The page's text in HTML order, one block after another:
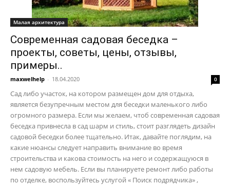
Малая архитектура
Современная садовая беседка –
проекты, советы, цены, отзывы,
примеры..
maxwelhelp - 18.04.2020 0
Сад либо участок, на котором размещен дом для отдыха,
является безупречным местом для беседки маленького либо
огромного размера. Если мы желаем, чтоб современная садовая
беседка привнесла в сад шарм и стиль, стоит разглядеть дизайн
садовой беседки более тщательно. Итак, давайте поглядим, на
какие нюансы следует направить внимание во время
строительства и какова стоимость на него и содержащуюся в
нем садовую мебель. Если вы планируете ремонт либо работы
по отделке, воспользуйтесь услугой « Поиск подрядчика» ,